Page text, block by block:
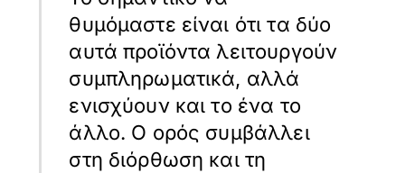
θυμόμαστε είναι ότι τα δύο
αυτά προϊόντα λειτουργούν
συμπληρωματικά, αλλά
ενισχύουν και το ένα το
άλλο. Ο ορός συμβάλλει
στη διόρθωση και τη